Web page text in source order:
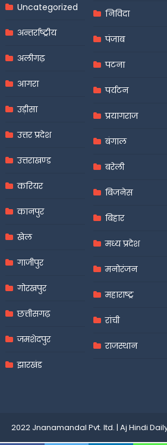
Uncategorized
अन्तर्राष्ट्रीय
अलीगढ़
आगरा
उड़ीसा
उत्तर प्रदेश
उत्तराखण्ड
करियर
कानपुर
खेल
गाजीपुर
गोरखपुर
छत्तीसगढ़
जमशेदपुर
झारखंड
निविदा
पंजाब
पटना
पर्यटन
प्रयागराज
बंगाल
बरेली
बिजनेस
बिहार
मध्य प्रदेश
मनोरंजन
महाराष्ट्र
रांची
राजस्थान
2022 Jnanamandal Pvt. ltd. | Aj Hindi